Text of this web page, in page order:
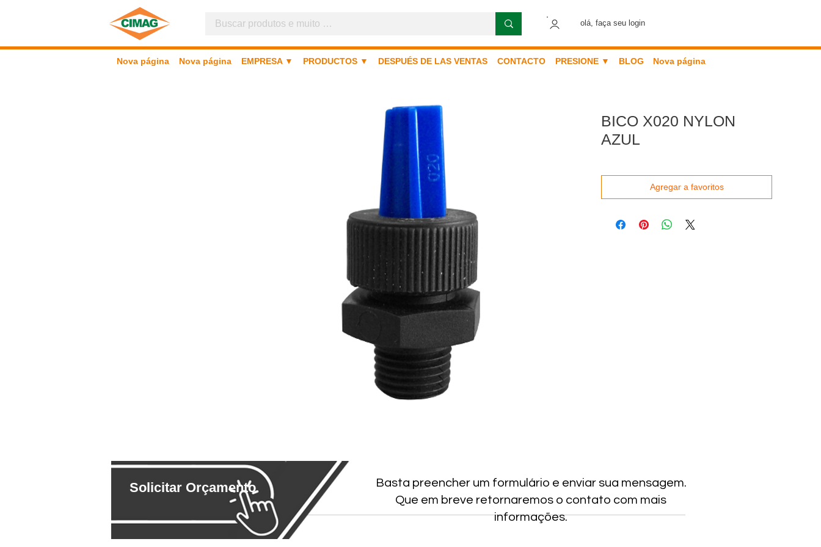
olá, faça seu login
Nova página Nova página EMPRESA ▼ PRODUCTOS ▼ DESPUÉS DE LAS VENTAS CONTACTO PRESIONE ▼ BLOG Nova página
BICO X020 NYLON
AZUL
Agregar a favoritos
Solicitar Orçamento
Basta preencher um formulário e enviar sua mensagem.
Que em breve retornaremos o contato com mais
informações.